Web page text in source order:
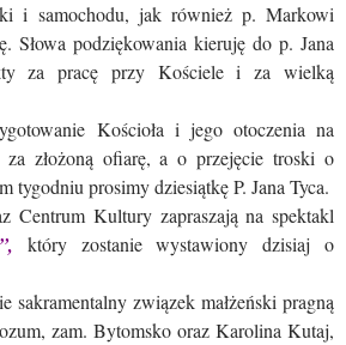
i samochodu, jak również p. Markowi
Słowa podziękowania kieruję do p. Jana
za pracę przy Kościele i za wielką
Kościoła i jego otoczenia na
za złożoną ofiarę, a o przejęcie troski o
tygodniu prosimy dziesiątkę P. Jana Tyca.
Centrum Kultury zapraszają na spektakl
który zostanie wystawiony dzisiaj o
sakramentalny związek małżeński pragną
zam. Bytomsko oraz Karolina Kutaj,